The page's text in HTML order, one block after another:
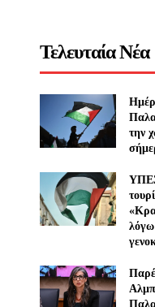
Τελευταία Νέα
την